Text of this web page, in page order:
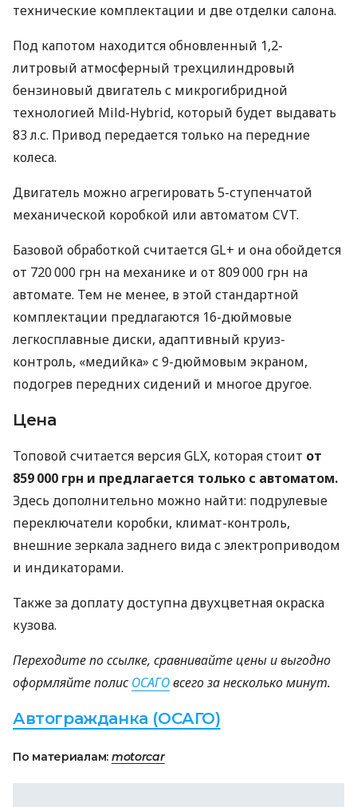
технические комплектации и две отделки салона.
Под капотом находится обновленный 1,2-
литровый атмосферный трехцилиндровый
бензиновый двигатель с микрогибридной
технологией Mild-Hybrid, который будет выдавать
83 л.с. Привод передается только на передние
колеса.
Двигатель можно агрегировать 5-ступенчатой ​​
механической коробкой или автоматом CVT.
Базовой обработкой считается GL+ и она обойдется
от 720 000 грн на механике и от 809 000 грн на
автомате. Тем не менее, в этой стандартной
комплектации предлагаются 16-дюймовые
легкосплавные диски, адаптивный круиз-
контроль, «медийка» с 9-дюймовым экраном,
подогрев передних сидений и многое другое.
Цена
Топовой считается версия GLX, которая стоит от
859 000 грн и предлагается только с автоматом.
Здесь дополнительно можно найти: подрулевые
переключатели коробки, климат-контроль,
внешние зеркала заднего вида с электроприводом
и индикаторами.
Также за доплату доступна двухцветная окраска
кузова.
Переходите по ссылке, сравнивайте цены и выгодно
оформляйте полисОСАГОвсего за несколько минут.
Автогражданка (ОСАГО)
По материалам: motorcar